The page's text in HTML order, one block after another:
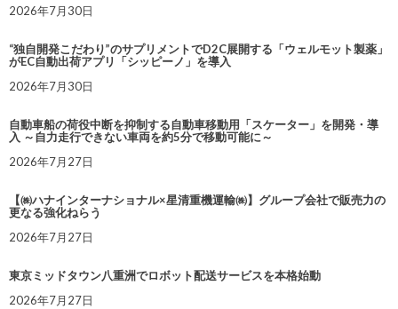
2026年7月30日
“独自開発こだわり”のサプリメントでD2C展開する「ウェルモット製薬」
がEC自動出荷アプリ「シッピーノ」を導入
2026年7月30日
自動車船の荷役中断を抑制する自動車移動用「スケーター」を開発・導
入 ～自力走行できない車両を約5分で移動可能に～
2026年7月27日
【㈱ハナインターナショナル×星清重機運輸㈱】グループ会社で販売力の
更なる強化ねらう
2026年7月27日
東京ミッドタウン八重洲でロボット配送サービスを本格始動
2026年7月27日